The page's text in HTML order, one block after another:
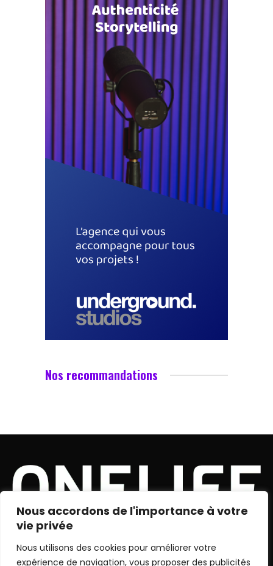
Nous accordons de l'importance à votre
vie privée
Nous utilisons des cookies pour améliorer votre
expérience de navigation, vous proposer des publicités
Nos recommandations
X
InstagramYouTubeTikTok Twitch